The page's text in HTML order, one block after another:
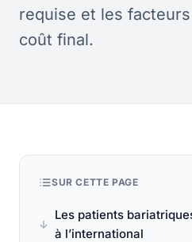
requise et les
coût final.
SUR CETTE PAGE
Les patients
à l’international